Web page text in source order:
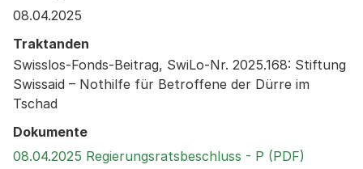
08.04.2025
Traktanden
Swisslos-Fonds-Beitrag, SwiLo-Nr. 2025.168: Stiftung
Swissaid – Nothilfe für Betroffene der Dürre im
Tschad
Dokumente
08.04.2025 Regierungsratsbeschluss - P (PDF)